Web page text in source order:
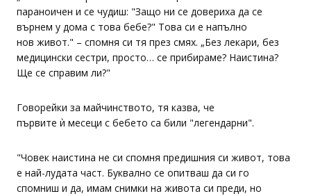
параноичен и се чудиш: "Защо ни се довериха да се
върнем у дома с това бебе?" Това си е напълно
нов живот." – спомня си тя през смях. „Без лекари, без
медицински сестри, просто… се прибираме? Наистина?
Ще се справим ли?"
Говорейки за майчинството, тя казва, че
първите ѝ месеци с бебето са били "легендарни".
"Човек наистина не си спомня предишния си живот, това
е най-лудата част. Буквално се опитваш да си го
спомниш и да, имам снимки на живота си преди, но